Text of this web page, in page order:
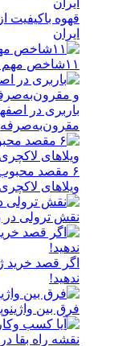
ایران
۱۱شاخص مهم برای درمان اعتیاد با کیفیت بالا
باربری در
مقرون‌به‌صرفه
۶ مقصد محبوب
ویلاهای
نقش ترولی در
اگر قصد خرید
ندهید!
فرق بین